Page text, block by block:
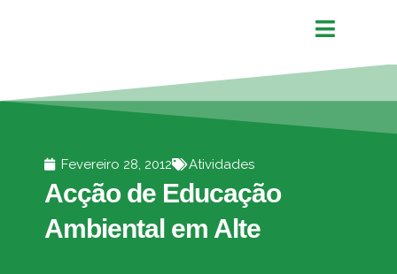
Fevereiro 28, 2012 Atividades
Acção de Educação
Ambiental em Alte